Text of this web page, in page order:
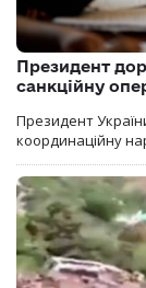
Президент
санкційну
Президент
координаційну